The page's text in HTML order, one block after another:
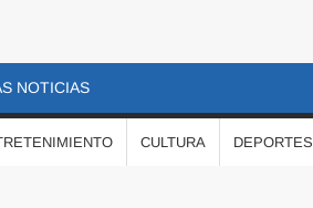
NOTICIAS
CULTURA DEPORTES